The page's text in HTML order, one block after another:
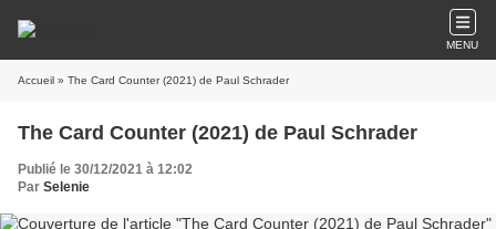
MENU
Accueil » The Card Counter (2021) de Paul Schrader
The Card Counter (2021) de Paul Schrader
Publié le 30/12/2021 à 12:02
Par Selenie